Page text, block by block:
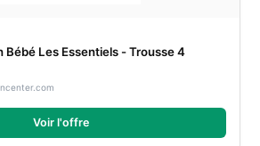
Bébé Les Essentiels - Trousse 4
Voir l'offre